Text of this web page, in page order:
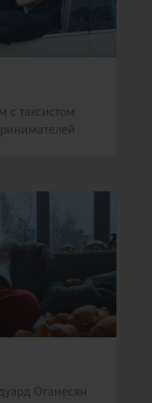
с таксистом
Оганесян